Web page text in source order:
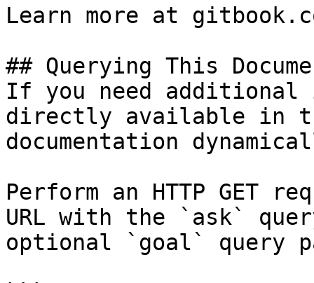
Learn more at
## Querying This
If you need
directly available in
documentation
Perform an HTTP GET
URL with the `ask`
optional `goal` query